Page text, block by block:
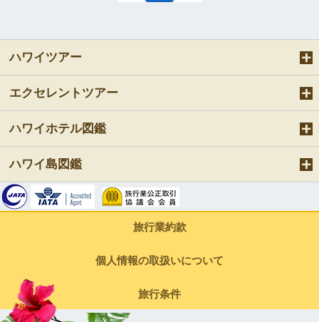
ハワイツアー
エクセレントツアー
ハワイホテル図鑑
ハワイ島図鑑
旅行業約款
個人情報の取扱いについて
旅行条件